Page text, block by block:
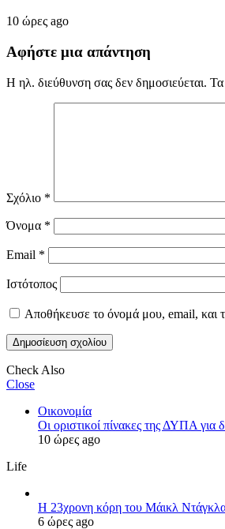
10 ώρες ago
Αφήστε μια απάντηση
Η ηλ. διεύθυνση σας δεν δημοσιεύεται. Τα
Σχόλιο *
Όνομα *
Email *
Ιστότοπος
Αποθήκευσε το όνομά μου, email, και
Check Also
Close
Οικονομία
Οι οριστικοί πίνακες της ΔΥΠΑ
10 ώρες ago
Life
Η 23χρονη κόρη τoυ Μάικλ
6 ώρες ago